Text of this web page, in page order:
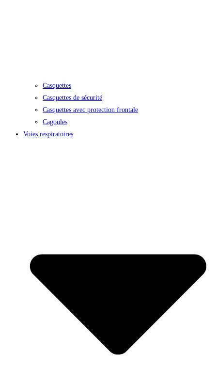
Casquettes
Casquettes de sécurité
Casquettes avec protection frontale
Cagoules
Voies respiratoires